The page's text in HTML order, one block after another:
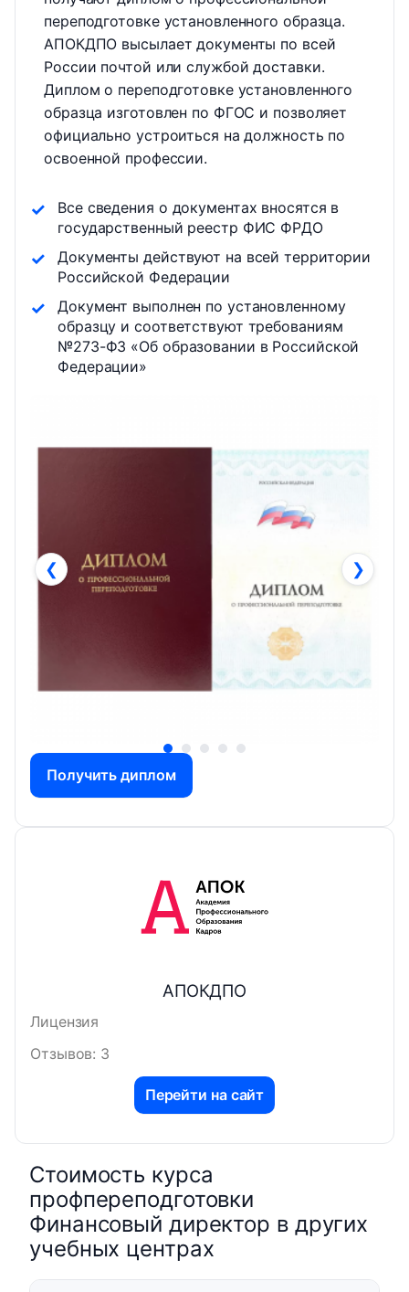
переподготовке установленного образца.
АПОКДПО высылает документы по всей
России почтой или службой доставки.
Диплом о переподготовке установленного
образца изготовлен по ФГОС и позволяет
официально устроиться на должность по
освоенной профессии.
Все сведения о документах вносятся в
государственный реестр ФИС ФРДО
Документы действуют на всей территории
Российской Федерации
Документ выполнен по установленному
образцу и соответствуют требованиям
№273-ФЗ «Об образовании в Российской
Федерации»
❮ ❯
Получить диплом
АПОКДПО
Лицензия
Отзывов: 3
Перейти на сайт
Стоимость курса
профпереподготовки
Финансовый директор в других
учебных центрах